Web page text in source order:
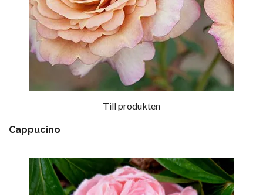
Till produkten
Cappucino